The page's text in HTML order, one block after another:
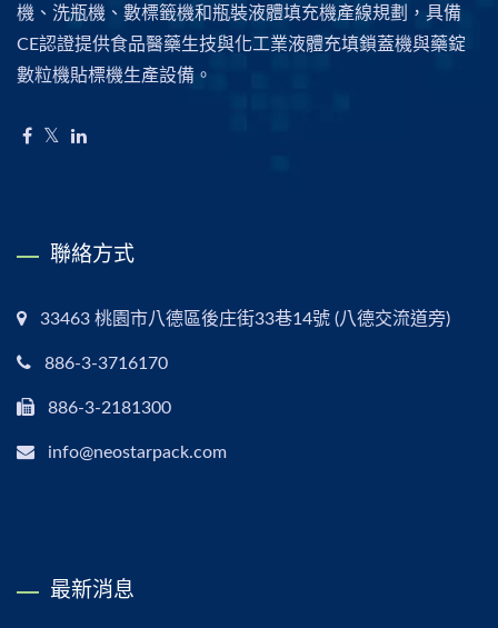
機、洗瓶機、數標籤機和瓶裝液體填充機產線規劃，具備
CE認證提供食品醫藥生技與化工業液體充填鎖蓋機與藥錠
數粒機貼標機生產設備。
聯絡方式
33463 桃園市八德區後庄街33巷14號 (八德交流道旁)
886-3-3716170
886-3-2181300
info@neostarpack.com
最新消息